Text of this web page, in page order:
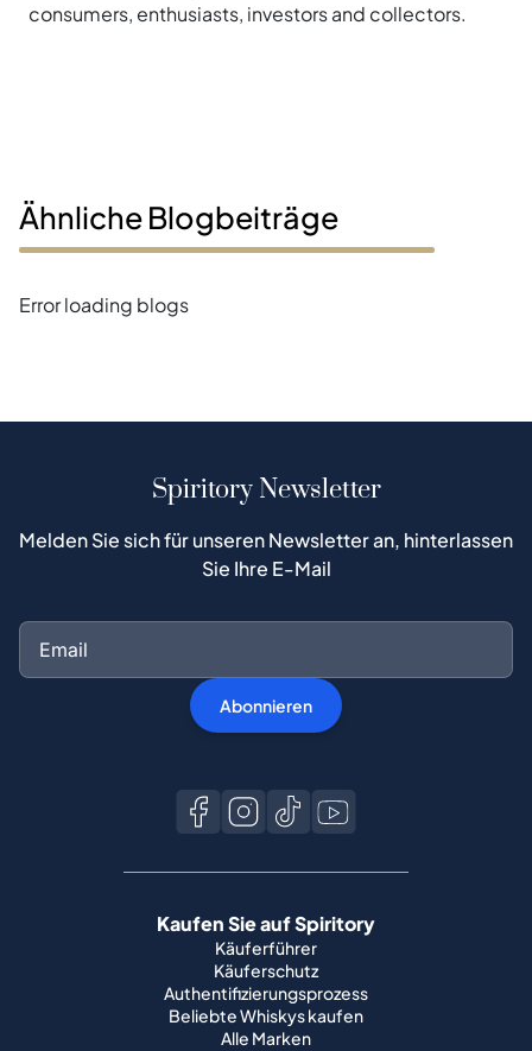
consumers, enthusiasts, investors and collectors.
Ähnliche Blogbeiträge
Error loading blogs
Spiritory Newsletter
Melden Sie sich für unseren Newsletter an, hinterlassen
Sie Ihre E-Mail
Abonnieren
Kaufen Sie auf Spiritory
Käuferführer
Käuferschutz
Authentifizierungsprozess
Beliebte Whiskys kaufen
Alle Marken